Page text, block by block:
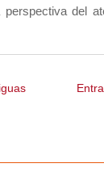
del